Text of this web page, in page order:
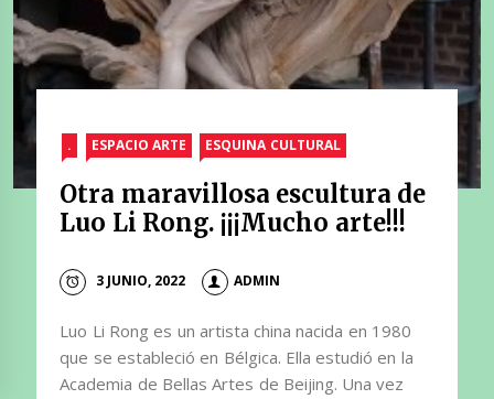
. ESPACIO ARTE ESQUINA CULTURAL
Otra maravillosa escultura de
Luo Li Rong. ¡¡¡Mucho arte!!!
3 JUNIO, 2022 ADMIN
Luo Li Rong es un artista china nacida en 1980
que se estableció en Bélgica. Ella estudió en la
Academia de Bellas Artes de Beijing. Una vez